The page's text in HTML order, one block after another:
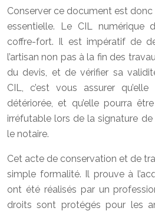
Conserver ce document est
essentielle. Le CIL numérique
coffre-fort. Il est impératif de
l’artisan non pas à la fin des
du devis, et de vérifier sa
CIL, c’est vous assurer
détériorée, et qu’elle pourra
irréfutable lors de la signature de
le notaire.
Cet acte de conservation et de
simple formalité. Il prouve à
ont été réalisés par un
droits sont protégés pour les